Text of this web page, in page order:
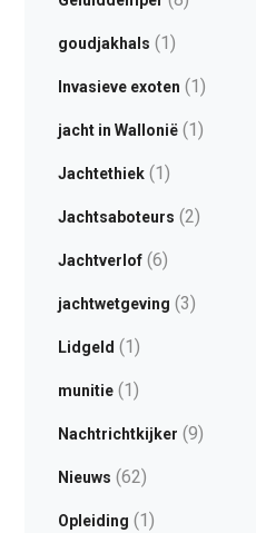
goudjakhals (1)
Invasieve exoten (1)
jacht in Wallonië(1)
Jachtethiek(1)
Jachtsaboteurs (2)
Jachtverlof(6)
jachtwetgeving (3)
Lidgeld (1)
munitie(1)
Nachtrichtkijker (9)
Nieuws (62)
Opleiding (1)